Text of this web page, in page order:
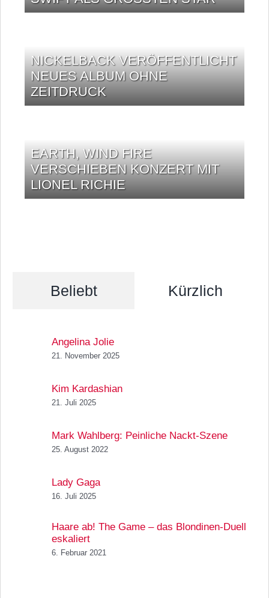
NICKELBACK VERÖFFENTLICHT
NEUES ALBUM OHNE
ZEITDRUCK
EARTH, WIND FIRE
VERSCHIEBEN KONZERT MIT
LIONEL RICHIE
Beliebt Kürzlich
Angelina Jolie
21. November 2025
Kim Kardashian
21. Juli 2025
Mark Wahlberg: Peinliche Nackt-Szene
25. August 2022
Lady Gaga
16. Juli 2025
Haare ab! The Game – das Blondinen-Duell
eskaliert
6. Februar 2021